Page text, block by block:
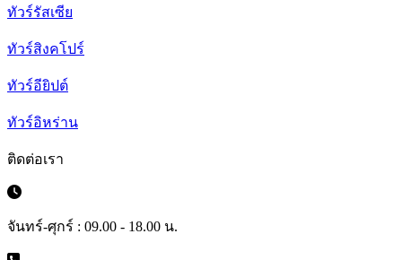
ทัวร์รัสเซีย
ทัวร์สิงคโปร์
ทัวร์อียิปต์
ทัวร์อิหร่าน
ติดต่อเรา
จันทร์-ศุกร์ : 09.00 - 18.00 น.